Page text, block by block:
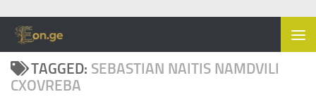
Skip to content
TAGGED: SEBASTIAN NAITIS NAMDVILI
CXOVREBA